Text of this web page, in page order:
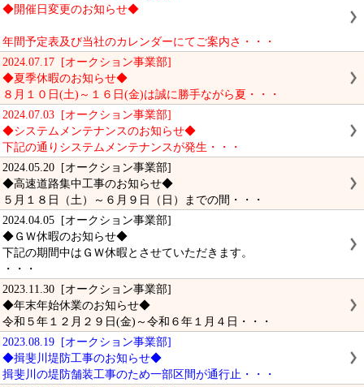
◆開催日変更のお知らせ◆
年間予定表及び当社のカレンダーにてご案内さ・・・
2024.07.17 [オークション事業部]
◆夏季休暇のお知らせ◆
８月１０日(土)～１６日(金)は誠に勝手ながら夏・・・
2024.07.03 [オークション事業部]
◆システムメンテナンスのお知らせ◆
下記の通りシステムメンテナンスが発生・・・
2024.05.20 [オークション事業部]
◆高速道路集中工事のお知らせ◆
５月１８日（土）～６月９日（日）までの間・・・
2024.04.05 [オークション事業部]
◆ＧＷ休暇のお知らせ◆
下記の期間中はＧＷ休暇とさせていただきます。
・・・
2023.11.30 [オークション事業部]
◆年末年始休業のお知らせ◆
令和５年１２月２９日(金)～令和６年１月４日・・・
2023.08.19 [オークション事業部]
◆揖斐川堤防工事のお知らせ◆
揖斐川の堤防舗装工事のため一部区間が通行止・・・